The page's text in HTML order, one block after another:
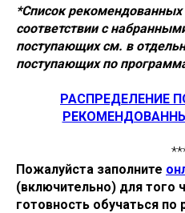
*Список
соответствии с
поступающих см. в
поступающих по
РАСПРЕДЕЛЕНИЕ
Пожалуйста заполните
(включительно) для того
готовность обучаться